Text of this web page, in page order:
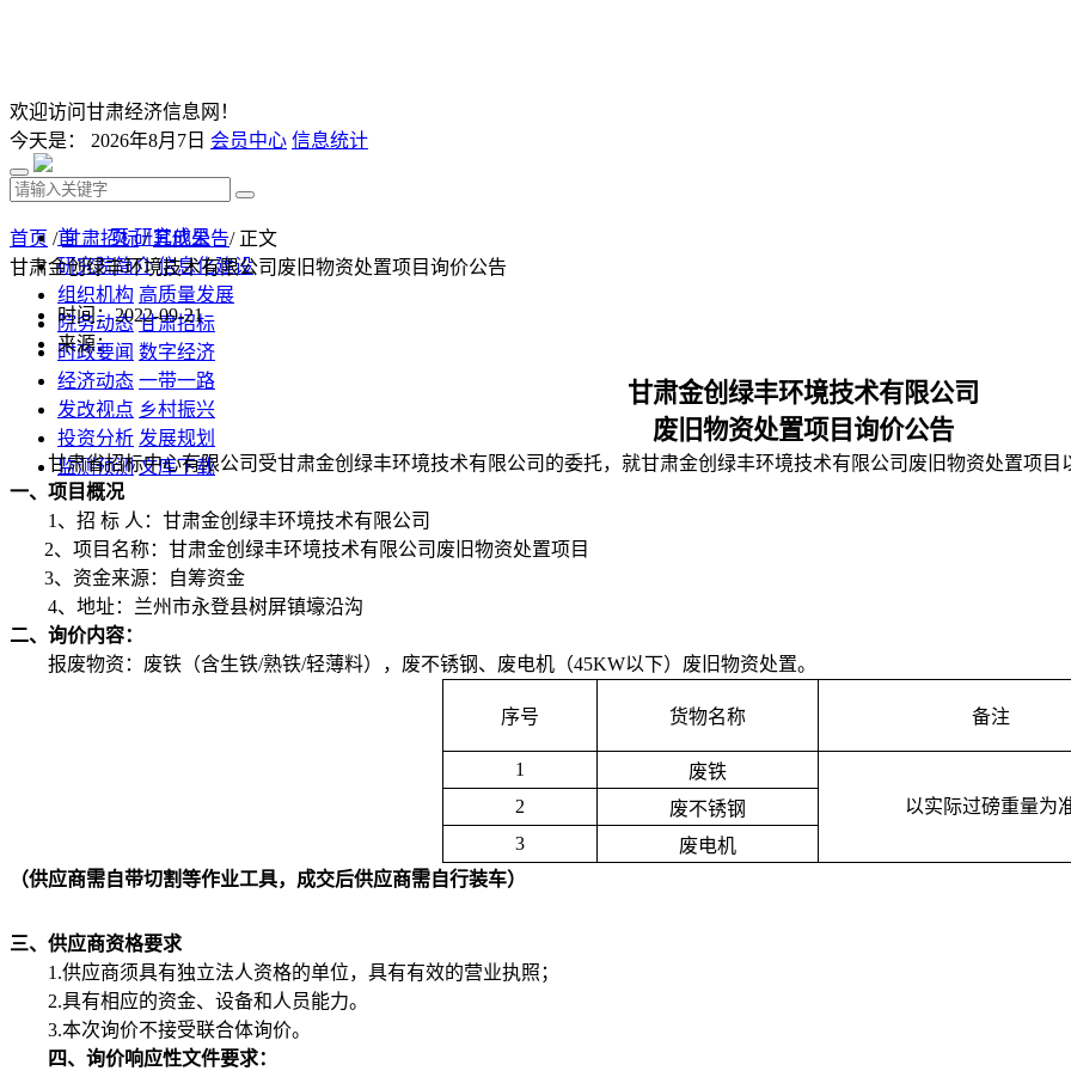
欢迎访问甘肃经济信息网！
今天是： 2026年8月7日 会员中心 信息统计
首 页 研究成果
研究院简介 信息化建设
组织机构 高质量发展
院务动态 甘肃招标
时政要闻 数字经济
经济动态 一带一路
发改视点 乡村振兴
投资分析 发展规划
监测预测 文库下载
首页 /甘肃招标/其他公告/ 正文
甘肃金创绿丰环境技术有限公司废旧物资处置项目询价公告
时间：2022-09-21
来源：
甘肃金创绿丰环境技术有限公司
废旧物资处置项目询价公告
甘肃省招标中心有限公司受甘肃金创绿丰环境技术有限公司的委托，就甘肃金创绿丰环境技术有限公司废旧物资处置项
一、项目概况
1 、招 标 人：甘肃金创绿丰环境技术有限公司
2、项目名称：甘肃金创绿丰环境技术有限公司废旧物资处置项目
3、资金来源：自筹资金
4、地址：兰州市永登县树屏镇壕沿沟
二、询价内容：
报废物资：废铁（含生铁/熟铁/轻薄料），废不锈钢、废电机（45KW以下）废旧物资处置。
序号 货物名称 备注
1
废铁
以实际过磅重量为
2
废不锈钢
3
废电机
（供应商需自带切割等作业工具，成交后供应商需自行装车）
三、供应商资格要求
1.供应商须具有独立法人资格的单位，具有有效的营业执照；
2.具有相应的资金、设备和人员能力。
3.本次询价不接受联合体询价。
四、询价响应性文件要求：